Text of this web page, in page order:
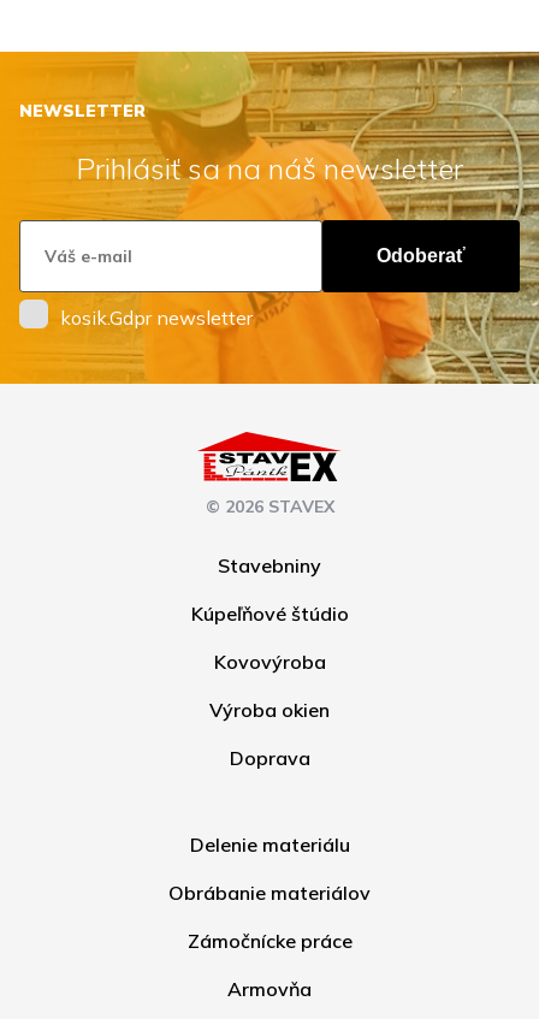
NEWSLETTER
Prihlásiť sa na náš newsletter
Odoberať
kosik.Gdpr newsletter
© 2026 STAVEX
Stavebniny
Kúpeľňové štúdio
Kovovýroba
Výroba okien
Doprava
Delenie materiálu
Obrábanie materiálov
Zámočnícke práce
Armovňa